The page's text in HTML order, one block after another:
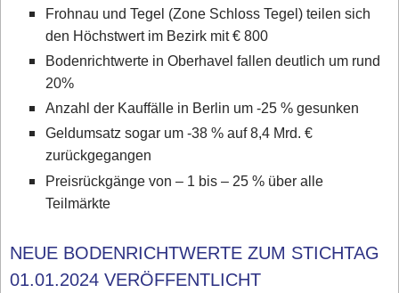
Frohnau und Tegel (Zone Schloss Tegel) teilen sich
den Höchstwert im Bezirk mit € 800
Bodenrichtwerte in Oberhavel fallen deutlich um rund
20%
Anzahl der Kauffälle in Berlin um -25 % gesunken
Geldumsatz sogar um -38 % auf 8,4 Mrd. €
zurückgegangen
Preisrückgänge von – 1 bis – 25 % über alle
Teilmärkte
NEUE BODENRICHTWERTE ZUM STICHTAG
01.01.2024 VERÖFFENTLICHT